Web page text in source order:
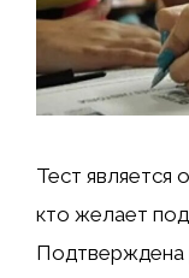
Тест является
кто желает
Подтверждена